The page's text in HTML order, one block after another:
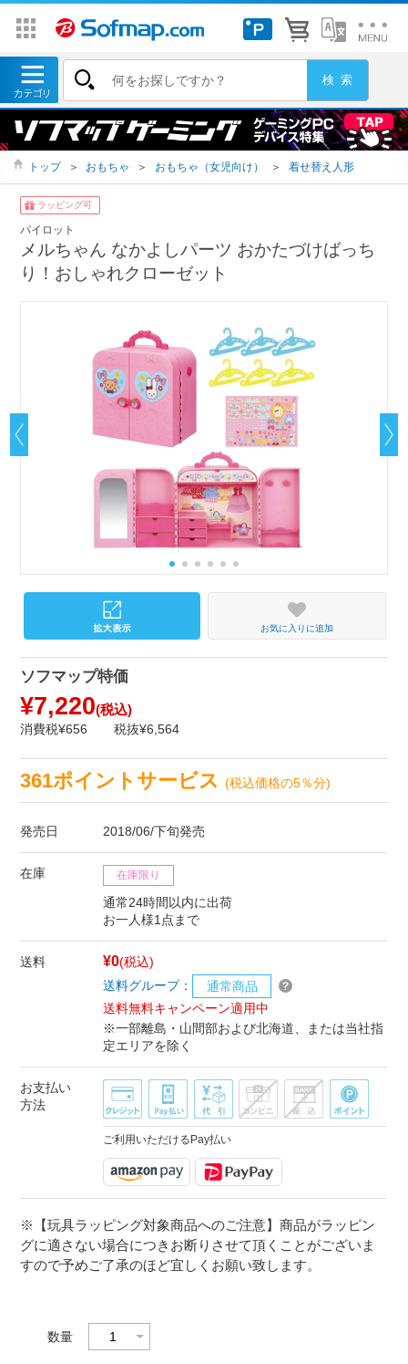
トップ ＞ おもちゃ ＞ おもちゃ（女児向け） ＞ 着せ替え人形
ラッピング可
パイロット
メルちゃん なかよしパーツ おかたづけばっち
り！おしゃれクローゼット
お気に入りに追加
ソフマップ特価
¥7,220(税込)
消費税¥656 税抜¥6,564
361ポイントサービス(税込価格の5％分)
発売日 2018/06/下旬発売
在庫 在庫限り
通常24時間以内に出荷
お一人様1点まで
送料 ¥0(税込)
送料グループ：
通常商品
送料無料キャンペーン適用中
※一部離島・山間部および北海道、または当社指
定エリアを除く
お支払い
方法
ご利用いただけるPay払い
※【玩具ラッピング対象商品へのご注意】商品がラッピン
グに適さない場合につきお断りさせて頂くことがございま
すので予めご了承のほど宜しくお願い致します。
数量